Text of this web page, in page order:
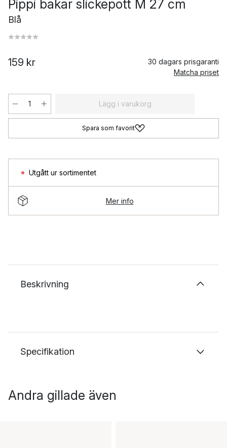
Pippi bakar slickepott M 27 cm
Blå
159 kr
30 dagars prisgaranti
Matcha priset
Lägg i varukorg
Spara som favorit
Utgått ur sortimentet
Mer info
Beskrivning
Specifikation
Andra gillade även